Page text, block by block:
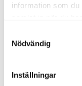
information som
Nödvändig
Inställningar